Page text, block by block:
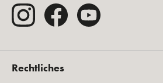
Rechtliches